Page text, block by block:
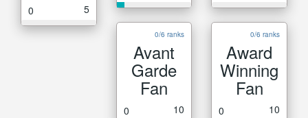
0 5
0/6 ranks
Avant
Garde
Fan
0 10
0/6 ranks
Award
Winning
Fan
0 10